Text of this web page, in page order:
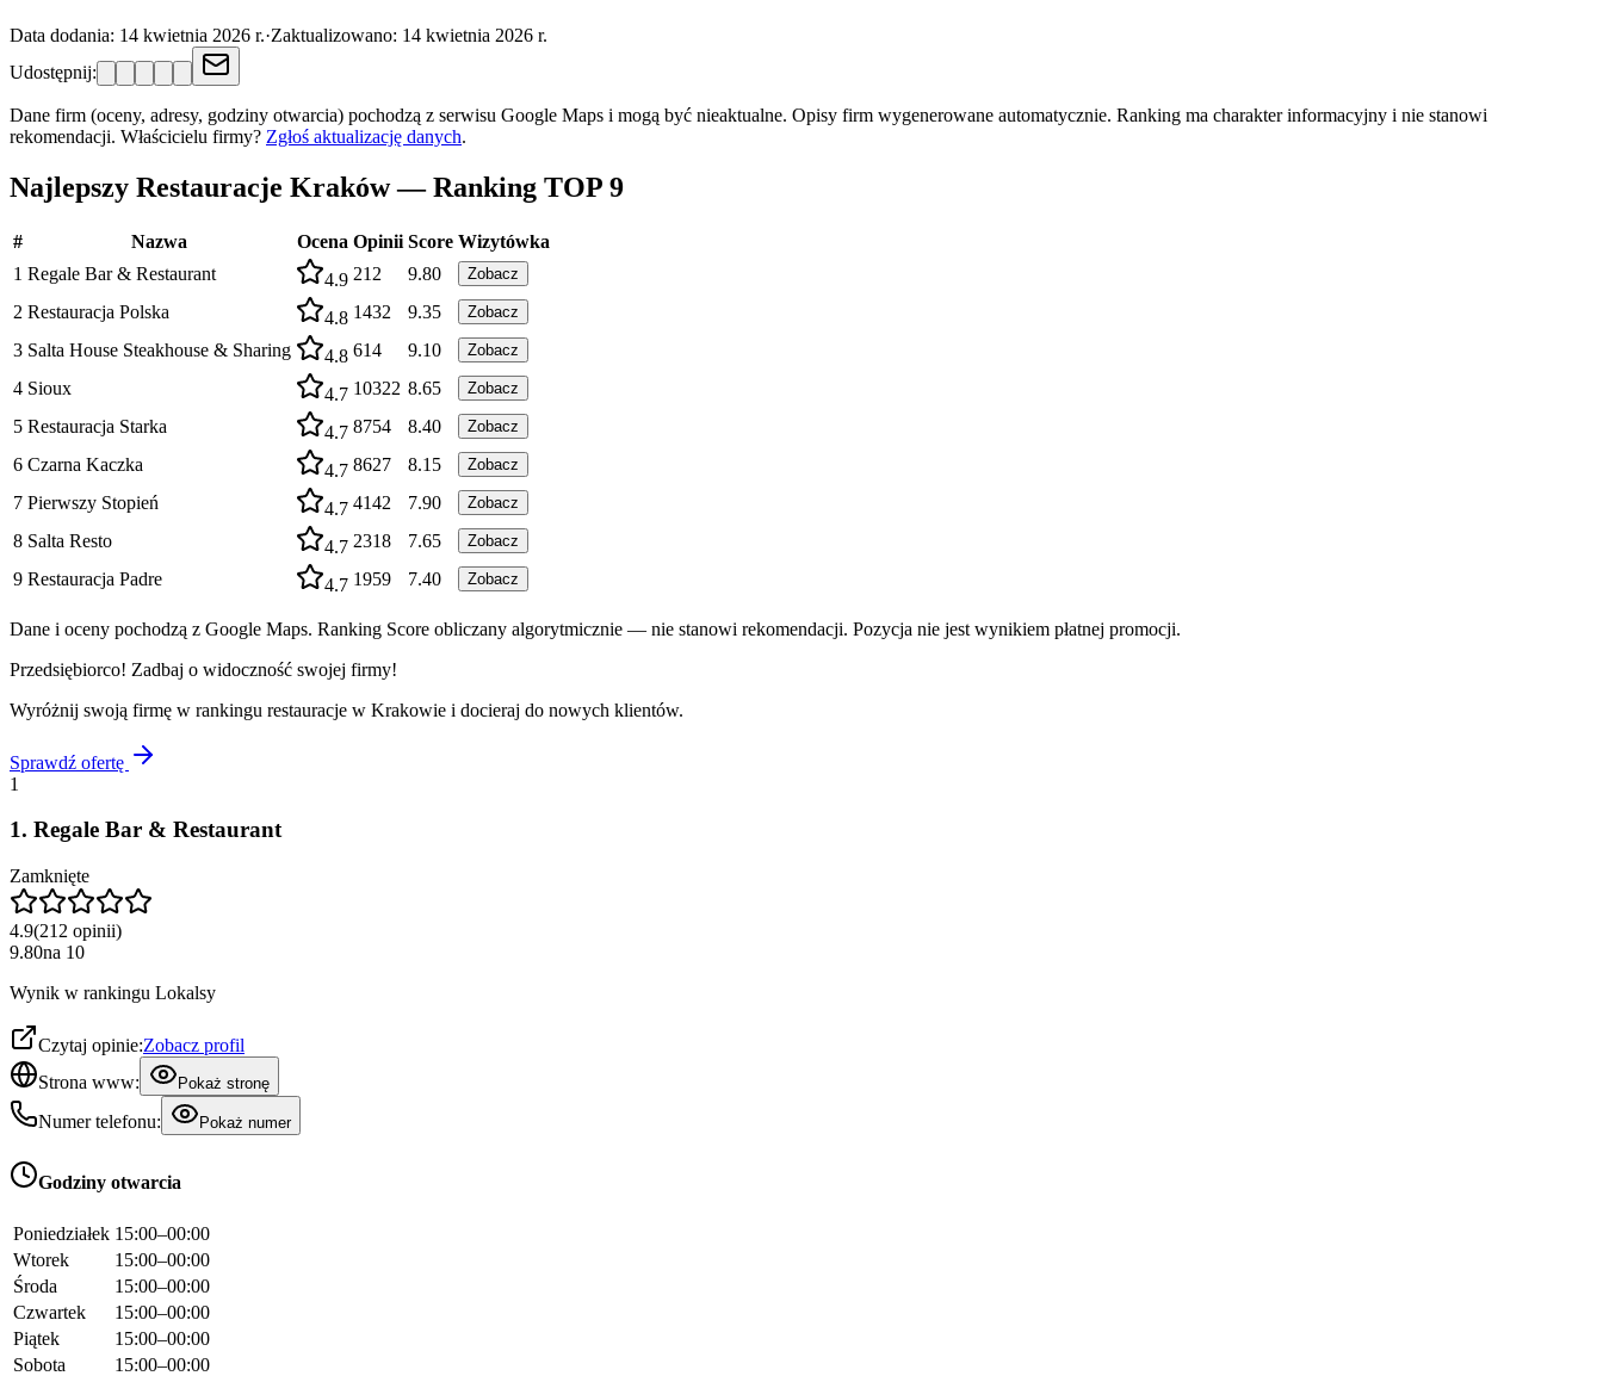
Data dodania: 14 kwietnia 2026 r.·Zaktualizowano: 14 kwietnia 2026 r.
Udostępnij:
Dane firm (oceny, adresy, godziny otwarcia) pochodzą z serwisu Google Maps i mogą być nieaktualne. Opisy firm wygenerowane automatycznie. Ranking ma charakter informacyjny i nie stanowi
rekomendacji. Właścicielu firmy? Zgłoś aktualizację danych.
Najlepszy Restauracje Kraków — Ranking TOP 9
# Nazwa Ocena Opinii Score Wizytówka
1 Regale Bar & Restaurant 4.9 212 9.80 Zobacz
2 Restauracja Polska 4.8 1432 9.35 Zobacz
3 Salta House Steakhouse & Sharing 4.8 614 9.10 Zobacz
4 Sioux 4.7 10322 8.65 Zobacz
5 Restauracja Starka 4.7 8754 8.40 Zobacz
6 Czarna Kaczka 4.7 8627 8.15 Zobacz
7 Pierwszy Stopień 4.7 4142 7.90 Zobacz
8 Salta Resto 4.7 2318 7.65 Zobacz
9 Restauracja Padre 4.7 1959 7.40 Zobacz
Dane i oceny pochodzą z Google Maps. Ranking Score obliczany algorytmicznie — nie stanowi rekomendacji. Pozycja nie jest wynikiem płatnej promocji.
Przedsiębiorco! Zadbaj o widoczność swojej firmy!
Wyróżnij swoją firmę w rankingu restauracje w Krakowie i docieraj do nowych klientów.
Sprawdź ofertę
1
1. Regale Bar & Restaurant
Zamknięte
4.9(212 opinii)
9.80na 10
Wynik w rankingu Lokalsy
Czytaj opinie:Zobacz profil
Strona www:
Pokaż stronę
Numer telefonu: Pokaż numer
Godziny otwarcia
Poniedziałek 15:00–00:00
Wtorek
15:00–00:00
Środa
15:00–00:00
Czwartek
15:00–00:00
Piątek
15:00–00:00
Sobota
15:00–00:00